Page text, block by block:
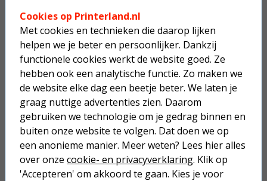
Let op
De betaling van een bestelling die dit product bevat gaat in overleg
Dit product mag maximaal 1 keer besteld worden.
Op werkdagen voor 22:30 uur besteld, morgen in huis.
Superscherpe prijzen!
Niet goed geld terug.
Gratis verzending boven € 25,-
Betaal binnen 14 dagen na aankoop
Cookies op Printerland.nl
Met cookies en technieken die daarop lijken
helpen we je beter en persoonlijker. Dankzij
functionele cookies werkt de website goed. Ze
hebben ook een analytische functie. Zo maken we
de website elke dag een beetje beter. We laten je
graag nuttige advertenties zien. Daarom
gebruiken we technologie om je gedrag binnen en
buiten onze website te volgen. Dat doen we op
een anonieme manier. Meer weten? Lees hier alles
over onze cookie- en privacyverklaring. Klik op
'Accepteren' om akkoord te gaan. Kies je voor